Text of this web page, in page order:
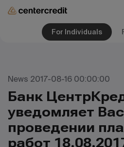
For Individuals
News 2017-08-16 00:00:00
Банк
уведомляет
проведении
работ